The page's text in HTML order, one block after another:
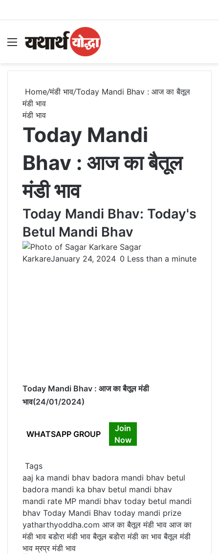
Menu
Home/मंडी भाव/Today Mandi Bhav : आज का बैतूल
मंडी भाव
मंडी भाव
Today Mandi
Bhav : आज का बैतूल
मंडी भाव
Today Mandi Bhav: Today's
Betul Mandi Bhav
Sagar
KarkareJanuary 24, 2024 0 Less than a minute
Today Mandi Bhav : आज का बैतूल मंडी
भाव(24/01/2024)
WHATSAPP GROUP
Join
Now
Tags
aaj ka mandi bhav badora mandi bhav betul
badora mandi ka bhav betul mandi bhav
mandi rate MP mandi bhav today betul mandi
bhav Today Mandi Bhav today mandi prize
yatharthyoddha.com आज का बैतूल मंडी भाव आज का
मंडी भाव बडाेेरा मंड‍ी भाव बैतूल बडाेेरा मंडी का भाव बैतूल मंडी
भाव म्रप्र मंडी भाव